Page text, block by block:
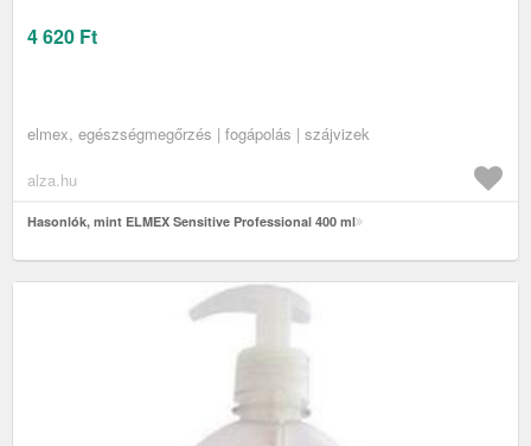
4 620 Ft
elmex, egészségmegőrzés | fogápolás | szájvizek
alza.hu
Hasonlók, mint ELMEX Sensitive Professional 400 ml